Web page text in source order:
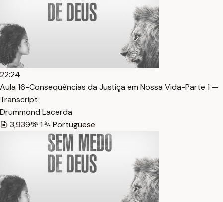
22:24
Aula 16-Consequências da Justiça em Nossa Vida-Parte 1 —
Transcript
Drummond Lacerda
3,939
1 Portuguese